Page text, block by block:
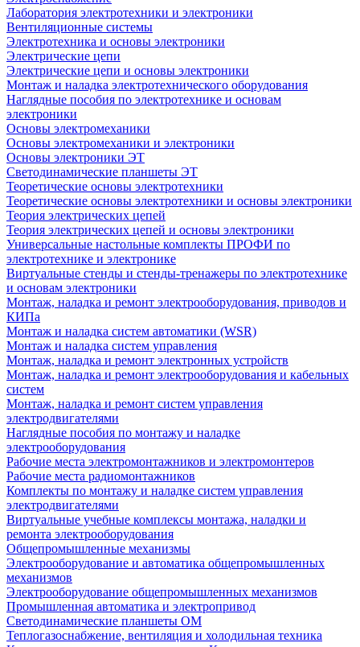
Лаборатория электротехники и электроники
Вентиляционные системы
Электротехника и основы электроники
Электрические цепи
Электрические цепи и основы электроники
Монтаж и наладка электротехнического оборудования
Наглядные пособия по электротехнике и основам
электроники
Основы электромеханики
Основы электромеханики и электроники
Основы электроники ЭТ
Светодинамические планшеты ЭТ
Теоретические основы электротехники
Теоретические основы электротехники и основы электроники
Теория электрических цепей
Теория электрических цепей и основы электроники
Универсальные настольные комплекты ПРОФИ по
электротехнике и электронике
Виртуальные стенды и стенды-тренажеры по электротехнике
и основам электроники
Монтаж, наладка и ремонт электрооборудования, приводов и
КИПа
Монтаж и наладка систем автоматики (WSR)
Монтаж и наладка систем управления
Монтаж, наладка и ремонт электронных устройств
Монтаж, наладка и ремонт электрооборудования и кабельных
систем
Монтаж, наладка и ремонт систем управления
электродвигателями
Наглядные пособия по монтажу и наладке
электрооборудования
Рабочие места электромонтажников и электромонтеров
Рабочие места радиомонтажников
Комплекты по монтажу и наладке систем управления
электродвигателями
Виртуальные учебные комплексы монтажа, наладки и
ремонта электрооборудования
Общепромышленные механизмы
Электрооборудование и автоматика общепромышленных
механизмов
Электрооборудование общепромышленных механизмов
Промышленная автоматика и электропривод
Светодинамические планшеты ОМ
Теплогазоснабжение, вентиляция и холодильная техника